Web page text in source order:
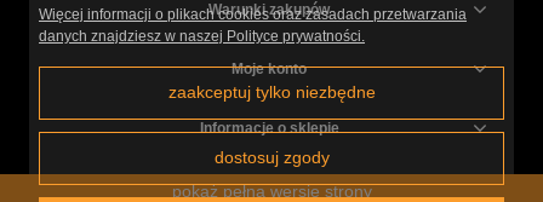
Warunki zakupów
Moje konto
Informacje o sklepie
pokaż pełną wersję strony
Więcej informacji o plikach cookies oraz zasadach przetwarzania
danych znajdziesz w naszej Polityce prywatności.
zaakceptuj tylko niezbędne
dostosuj zgody